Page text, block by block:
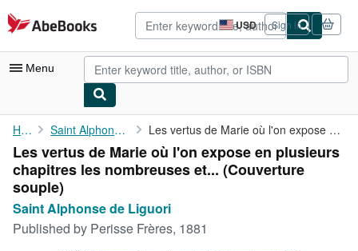
Skip to main content
AbeBooks.com USD
Site
shopping
preferences
Sign in
Menu
My Account
My Purchases
Advanced Search
Browse Collections
Home Saint Alphonse de Liguori Les vertus de Marie où l'on expose en plusieurs chapitres les ...
Les vertus de Marie où l'on expose en plusieurs
chapitres les nombreuses et... (Couverture
souple)
Saint Alphonse de Liguori
Published by Perisse Frères, 1881